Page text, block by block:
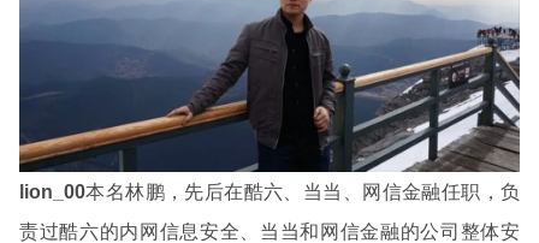
lion_00本名林鹏，先后在酷六、当当、网信金融任职，负
责过酷六的内网信息安全、当当和网信金融的公司整体安